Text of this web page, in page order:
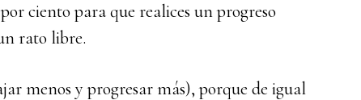
ciento para que realices un progreso
rato libre.
menos y progresar más), porque de igual